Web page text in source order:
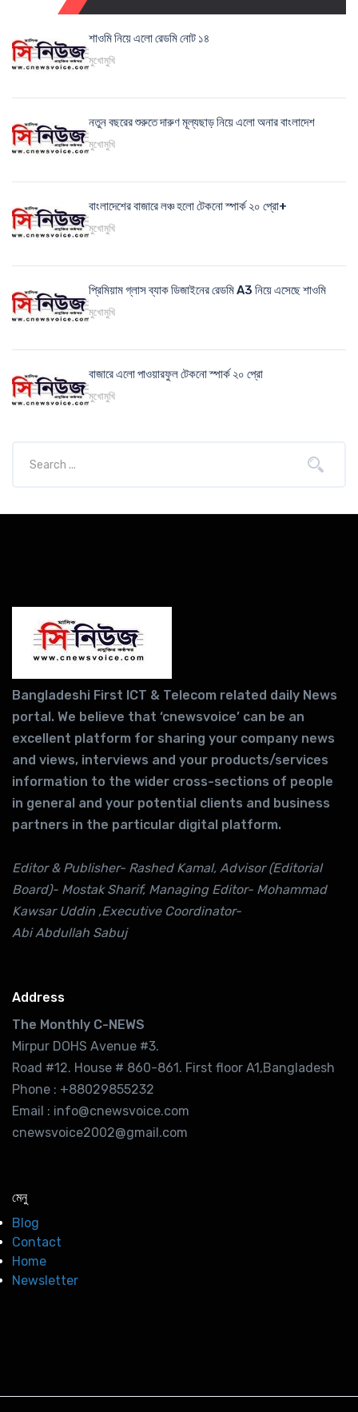
শাওমি নিয়ে এলো রেডমি নোট ১৪
মুখোমুখি
নতুন বছরের শুরুতে দারুণ মূল্যছাড় নিয়ে এলো অনার বাংলাদেশ
মুখোমুখি
বাংলাদেশের বাজারে লঞ্চ হলো টেকনো স্পার্ক ২০ প্রো+
মুখোমুখি
প্রিমিয়াম গ্লাস ব্যাক ডিজাইনের রেডমি A3 নিয়ে এসেছে শাওমি
মুখোমুখি
বাজারে এলো পাওয়ারফুল টেকনো স্পার্ক ২০ প্রো
মুখোমুখি
Bangladeshi First ICT & Telecom related daily News
portal. We believe that ‘cnewsvoice’ can be an
excellent platform for sharing your company news
and views, interviews and your products/services
information to the wider cross-sections of people
in general and your potential clients and business
partners in the particular digital platform.
Editor & Publisher- Rashed Kamal, Advisor (Editorial
Board)- Mostak Sharif, Managing Editor- Mohammad
Kawsar Uddin ,Executive Coordinator-
Abi Abdullah Sabuj
Address
The Monthly C-NEWS
Mirpur DOHS Avenue #3.
Road #12. House # 860-861. First floor A1,Bangladesh
Phone : +88029855232
Email : info@cnewsvoice.com
cnewsvoice2002@gmail.com
মেনু
Blog
Contact
Home
Newsletter